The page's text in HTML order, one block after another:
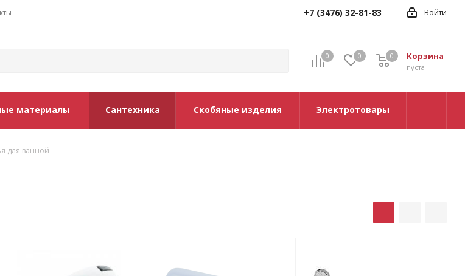
Войти
+7 (3476) 32-81-83
0 0 Корзина
0
пуста
0
материалы Сантехника Скобяные изделия Электротовары
для ванной